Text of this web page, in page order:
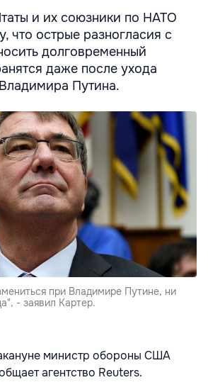
и их союзники по НАТО
что острые разногласия с
долговременный
даже после ухода
Путина.
при Владимире Путине, ни
- заявил Картер.
министр обороны США
агентство Reuters.